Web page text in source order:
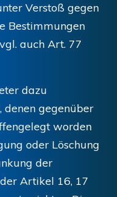
Verstoß gegen
Bestimmungen
auch Art. 77
dazu
gegenüber
worden
oder Löschung
der
Artikel 16, 17